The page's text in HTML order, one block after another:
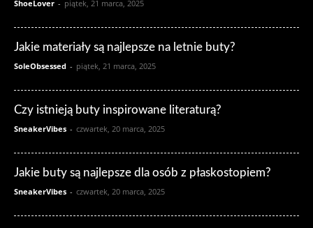
ShoeLover - piątek, 21 marca, 2025
Jakie materiały są najlepsze na letnie buty?
SoleObsessed - piątek, 21 marca, 2025
Czy istnieją buty inspirowane literaturą?
SneakerVibes - czwartek, 20 marca, 2025
Jakie buty są najlepsze dla osób z płaskostopiem?
SneakerVibes - czwartek, 20 marca, 2025